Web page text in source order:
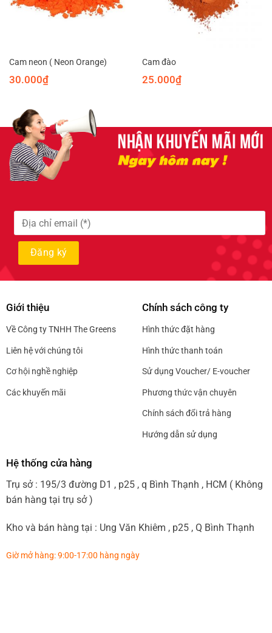
Cam neon ( Neon Orange)
30.000₫
Cam đào
25.000₫
Giới thiệu
Về Công ty TNHH The Greens
Liên hệ với chúng tôi
Cơ hội nghề nghiệp
Các khuyến mãi
Chính sách công ty
Hình thức đặt hàng
Hình thức thanh toán
Sử dụng Voucher/ E-voucher
Phương thức vận chuyên
Chính sách đổi trả hàng
Hướng dẫn sử dụng
Hệ thống cửa hàng
Trụ sở : 195/3 đường D1 , p25 , q Bình Thạnh , HCM ( Không
bán hàng tại trụ sở )
Kho và bán hàng tại : Ung Văn Khiêm , p25 , Q Bình Thạnh
Giờ mở hàng: 9:00-17:00 hàng ngày